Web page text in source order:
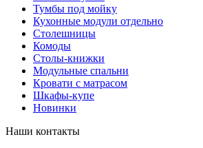
Тумбы под мойку
Кухонные модули отдельно
Столешницы
Комоды
Столы-книжки
Модульные спальни
Кровати с матрасом
Шкафы-купе
Новинки
Наши контакты